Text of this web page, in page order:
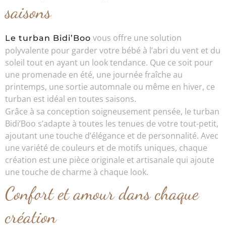
saisons
Le turban Bidi’Boo vous offre une solution
polyvalente pour garder votre bébé à l’abri du vent et du
soleil tout en ayant un look tendance. Que ce soit pour
une promenade en été, une journée fraîche au
printemps, une sortie automnale ou même en hiver, ce
turban est idéal en toutes saisons.
Grâce à sa conception soigneusement pensée, le turban
Bidi’Boo s’adapte à toutes les tenues de votre tout-petit,
ajoutant une touche d’élégance et de personnalité. Avec
une variété de couleurs et de motifs uniques, chaque
création est une pièce originale et artisanale qui ajoute
une touche de charme à chaque look.
Confort et amour dans chaque
création